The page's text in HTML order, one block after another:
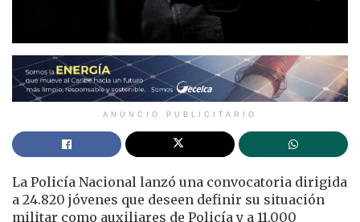
ANUNCIO PUBLICITARIO
La Policía Nacional lanzó una convocatoria dirigida
a 24.820 jóvenes que deseen definir su situación
militar como auxiliares de Policía y a 11.000